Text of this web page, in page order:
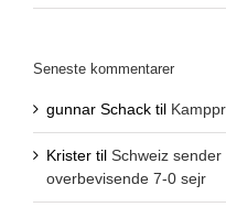
Seneste kommentarer
gunnar Schack til
Krister til Schweiz
overbevisende 7-0 sejr